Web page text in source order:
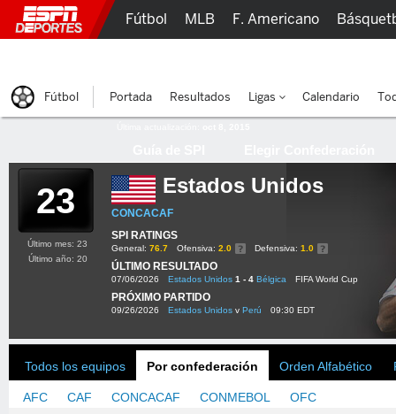
23 Estados Unidos
CONCACAF
SPI RATINGS
General: 76.7 Ofensiva: 2.0 Defensiva: 1.0
ÚLTIMO RESULTADO
07/06/2026 Estados Unidos 1 - 4 Bélgica FIFA World Cup
PRÓXIMO PARTIDO
09/26/2026 Estados Unidos v Perú 09:30 EDT
Último mes: 23
Último año: 20
Todos los equipos Por confederación Orden Alfabético
AFC CAF CONCACAF CONMEBOL OFC
Fútbol MLB F. Americano
Fútbol Portada Resultados Ligas Calendario